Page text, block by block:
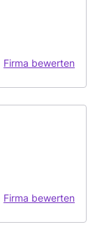
Firma bewerten
Firma bewerten